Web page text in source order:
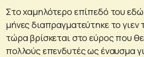
Στο χαμηλότερο επίπεδό του
μήνες διαπραγματεύτηκε το γιεν
τώρα βρίσκεται στο εύρος που
πολλούς επενδυτές ως έναυσμα